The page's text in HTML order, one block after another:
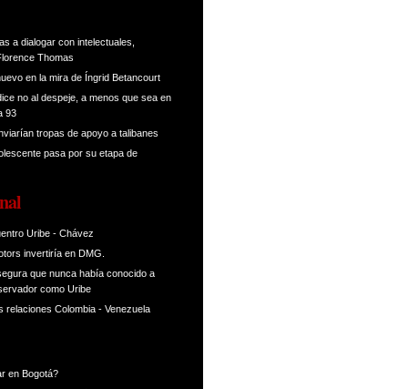
a dialogar con intelectuales,
Thomas
en la mira de Íngrid Betancourt
no al despeje, a menos que sea en
93
tropas de apoyo a talibanes
pasa por su etapa de
Uribe - Chávez
invertiría en DMG.
que nunca había conocido a
como Uribe
relaciones Colombia - Venezuela
en Bogotá?